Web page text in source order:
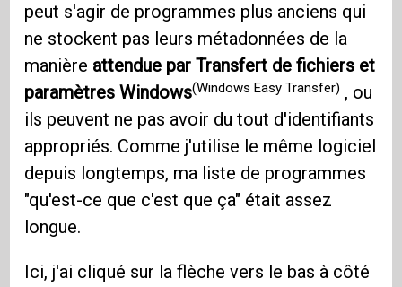
peut s'agir de programmes plus anciens qui
ne stockent pas leurs métadonnées de la
manière attendue par Transfert de fichiers et
paramètres Windows(Windows Easy Transfer) , ou
ils peuvent ne pas avoir du tout d'identifiants
appropriés. Comme j'utilise le même logiciel
depuis longtemps, ma liste de programmes
"qu'est-ce que c'est que ça" était assez
longue.
Ici, j'ai cliqué sur la flèche vers le bas à côté